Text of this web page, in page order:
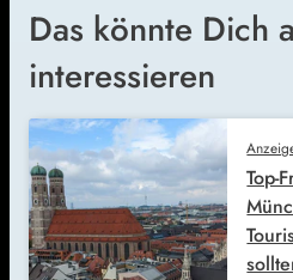
Das könnte Dich
interessieren
Top-